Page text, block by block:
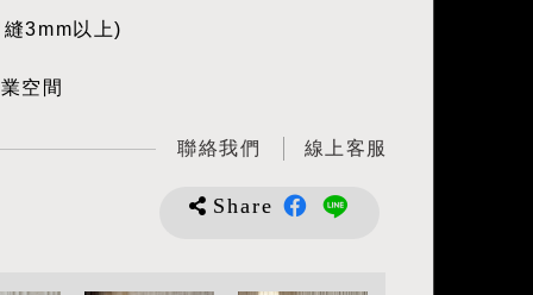
3mm以上)
空間
聯絡我們 線上客服
Share